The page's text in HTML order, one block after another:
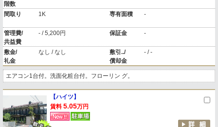
階数
間取り 1K 専有面積 -
管理費/
共益費
- / 5,200円 保証金 -
敷金/
礼金
なし / なし
敷引../
償却金
- / -
エアコン1台付。洗面化粧台付。フローリン グ。
【ハイツ】
賃料 5.05万円